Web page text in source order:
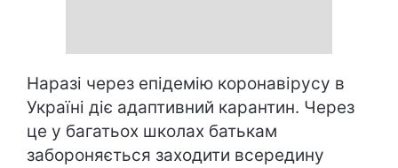
Наразі через епідемію коронавірусу в
Україні діє адаптивний карантин. Через
це у багатьох школах батькам
забороняється заходити всередину